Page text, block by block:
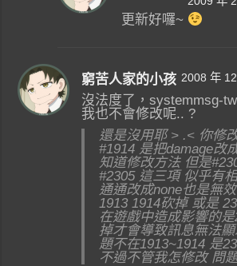
更新好囉~
窮苦人家的小孩 2008 年
沒法度了，systemmsg-
我也不會修改呢.. ?
還是沒用耶 > .< 你修
#1914 是把damage改
知道修改方法 但是
#2305 這三項 似乎有
通通改成none也是無
1913 1914砍掉 或是
在遊戲中造成影響的
掉才會導致訊息無法
題不在1913~1914 是
不過不管我怎修改 問